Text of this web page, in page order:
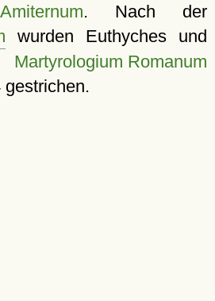
. Nach der
wurden Euthyches und
Martyrologium Romanum